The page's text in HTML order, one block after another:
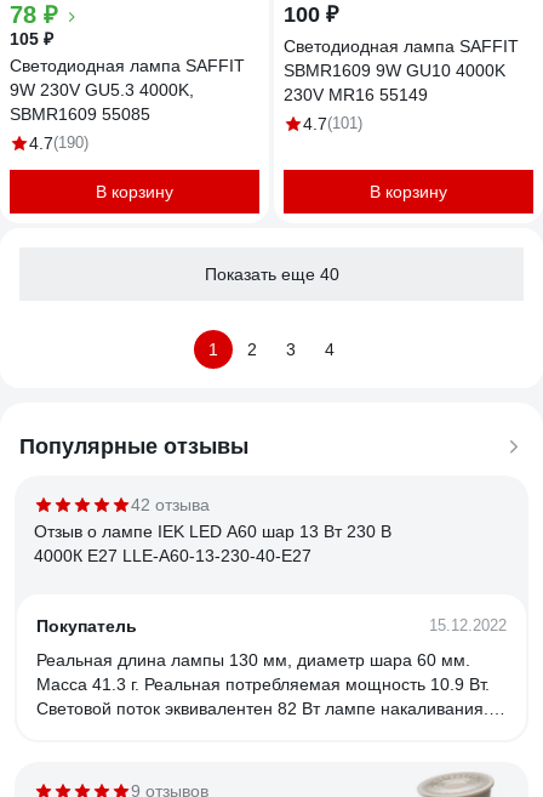
78 ₽
105 ₽
Светодиодная лампа SAFFIT
9W 230V GU5.3 4000K,
SBMR1609 55085
4.7(190)
В корзину
100 ₽
Светодиодная лампа SAFFIT
SBMR1609 9W GU10 4000K
230V MR16 55149
4.7(101)
В корзину
Показать еще 40
1 2 3 4
Популярные отзывы
42 отзыва
Отзыв о лампе IEK LED A60 шар 13 Вт 230 В
4000К E27 LLE-A60-13-230-40-E27
Покупатель 15.12.2022
Реальная длина лампы 130 мм, диаметр шара 60 мм.
Масса 41.3 г. Реальная потребляемая мощность 10.9 Вт.
Световой поток эквивалентен 82 Вт лампе накаливания.
завалов в посторонние оттенки. Пульсации не высокие -
9 отзывов